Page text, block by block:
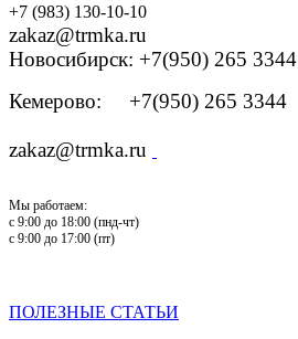
+7 (983) 130-10-10
zakaz@trmka.ru
Новосибирск: +7(950) 265 3344
Кемерово: +7(950) 265 3344
zakaz@trmka.ru
Мы работаем:
с 9:00 до 18:00 (пнд-чт)
с 9:00 до 17:00 (пт)
ПОЛЕЗНЫЕ СТАТЬИ